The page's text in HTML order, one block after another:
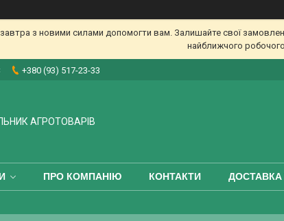
з новими силами допомогти вам. Залишайте свої
найближчого
+380 (93) 517-23-33
АГРОТОВАРІВ
ПРО КОМПАНІЮ КОНТАКТИ ДОСТАВКА